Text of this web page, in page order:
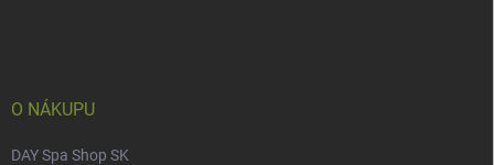
O NÁKUPU
DAY Spa Shop SK